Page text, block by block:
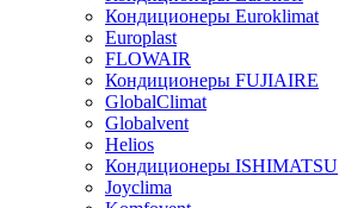
Кондиционеры Euroklimat
Europlast
FLOWAIR
Кондиционеры FUJIAIRE
GlobalClimat
Globalvent
Helios
Кондиционеры ISHIMATSU
Joyclima